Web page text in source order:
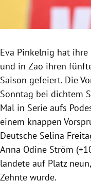
Untermenü
Eva Pinkelnig hat
und in Zao ihren
Saison gefeiert. Die
Sonntag bei dichtem
Mal in Serie aufs
einem knappen
Deutsche Selina
Anna Odine Ström
landete auf Platz
Zehnte wurde.